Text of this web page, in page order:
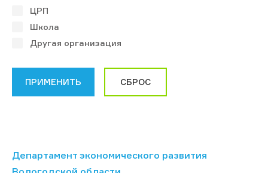
ЦРП
Школа
Другая организация
Департамент экономического развития